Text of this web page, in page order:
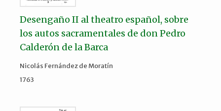
Desengaño II al theatro español, sobre
los autos sacramentales de don Pedro
Calderón de la Barca
Nicolás Fernández de Moratín
1763